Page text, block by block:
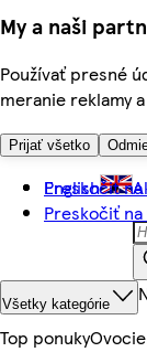
My a naši
Používať presné
meranie reklamy
Prijať všetko
Preskočiť na
Preskočiť
English
Všetky kategórie
Top ponuky